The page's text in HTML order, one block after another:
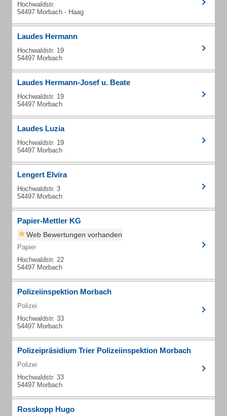
Hochwaldstr.
54497 Morbach - Haag
Laudes Hermann
Hochwaldstr. 19
54497 Morbach
Laudes Hermann-Josef u. Beate
Hochwaldstr. 19
54497 Morbach
Laudes Luzia
Hochwaldstr. 19
54497 Morbach
Lengert Elvira
Hochwaldstr. 3
54497 Morbach
Papier-Mettler KG
Web Bewertungen vorhanden
Papier
Hochwaldstr. 22
54497 Morbach
Polizeiinspektion Morbach
Polizei
Hochwaldstr. 33
54497 Morbach
Polizeipräsidium Trier Polizeiinspektion Morbach
Polizei
Hochwaldstr. 33
54497 Morbach
Rosskopp Hugo